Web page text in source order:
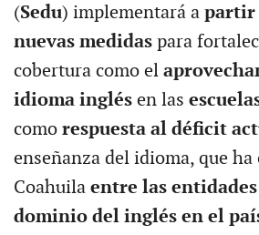
(Sedu) implementará apartir
nuevas medidaspara
cobertura como el
idioma inglésen las
comorespuesta al déficit
enseñanza del idioma, que ha
Coahuila entre las
dominio del inglés en el